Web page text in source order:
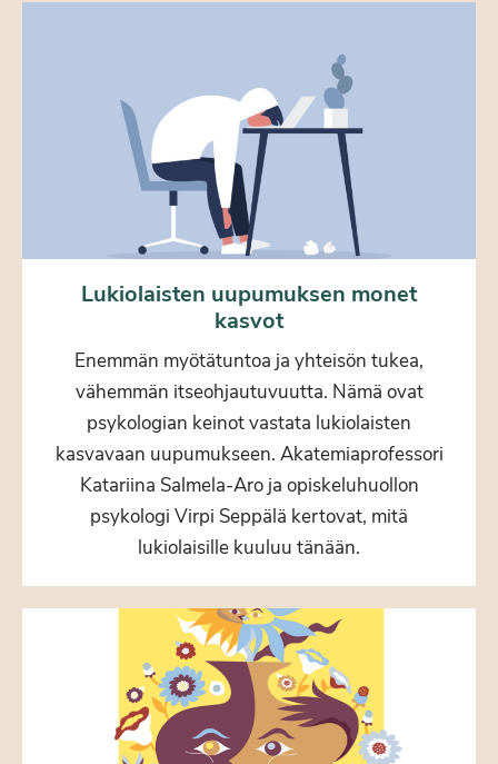
Lukiolaisten uupumuksen monet
kasvot
Enemmän myötätuntoa ja yhteisön tukea,
vähemmän itseohjautuvuutta. Nämä ovat
psykologian keinot vastata lukiolaisten
kasvavaan uupumukseen. Akatemiaprofessori
Katariina Salmela-Aro ja opiskeluhuollon
psykologi Virpi Seppälä kertovat, mitä
lukiolaisille kuuluu tänään.